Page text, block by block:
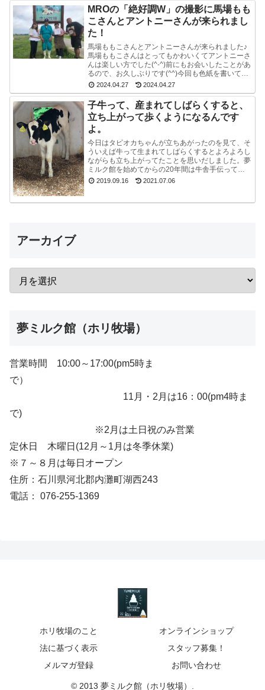
MROの「絶好調W」の撮影に馬場もも
こさんとアントニーさんが来られまし
た！
馬場ももこさんとアントニーさんが来られました♪
馬場ももこさんはとってもかわいくてアントニーさ
んは楽しい方でした(^-^)前にもお会いしたことがあ
るので、お久しぶりです(^^)今回も色紙を書いて戴
いたので、夢ミルク館に来られた時には、ぜひ、
ご...
2024.04.27 2024.04.27
子牛って、産まれてしばらくすると、
立ち上がって歩くようになるんです
よ。
今日はタピオカちゃんが立ちあがったのを見て、そ
ういえば牛って生まれてしばらくするとよろよろし
ながらも立ち上がってたことを思いだしました。夢
ミルク館を始めてからの20年間は牛舎手伝ってな
いので、うっかり忘れてました。ちょうど牧場長が
2019.09.16 2021.07.06
アーカイブ
夢ミルク館（ホリ牧場）
営業時間 10:00～17:00(pm5時ま
で）
11月・2月は16：00(pm4時ま
で)
※2月は土日祝のみ営業
定休日 木曜日(12月～1月は冬季休業)
※７～８月は毎日オープン
住所：石川県河北郡内灘町湖西243
電話： 076-255-1369
ホリ牧場のこと
オンラインショップ
法に基づく表示
スタッフ募集！
メルマガ登録
お問い合わせ
© 2013 夢ミルク館（ホリ牧場）.